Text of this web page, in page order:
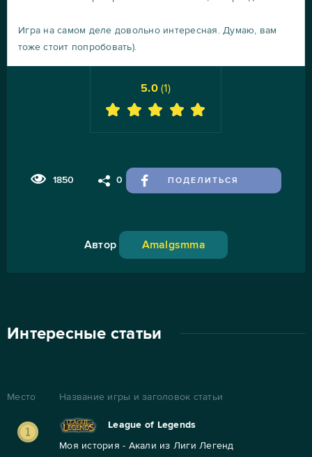
Игра на самом деле довольно интересная. Думаю, вам
тоже стоит попробовать).
1850 0 ПОДЕЛИТЬСЯ
5.0(1)
Автор Amalgsmma
Интересные статьи
Место Название игры и заголовок статьи
League of Legends
Моя история - Акали из Лиги Легенд